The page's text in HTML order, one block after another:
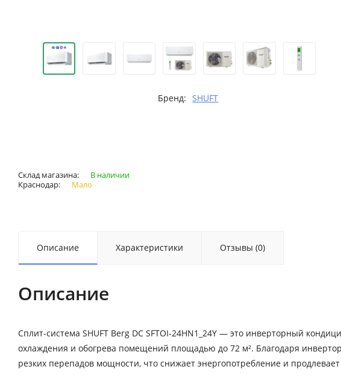
Бренд: SHUFT
Склад магазина:
В наличии
Краснодар:
Мало
Описание Характеристики Отзывы (0)
Описание
Сплит-система SHUFT Berg DC SFTOI-24HN1_24Y — это инверторный
охлаждения и обогрева помещений площадью до 72 м². Благодаря
резких перепадов мощности, что снижает энергопотребление и